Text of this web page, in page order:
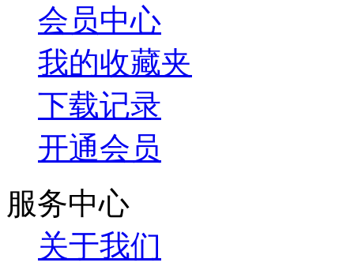
会员中心
我的收藏夹
下载记录
开通会员
服务中心
关于我们